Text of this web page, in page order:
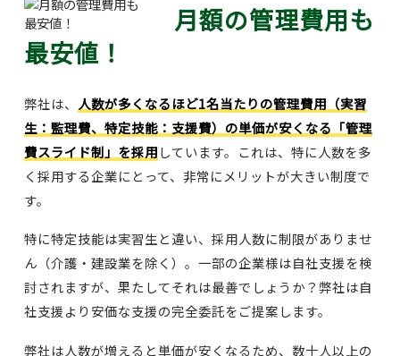
月額の管理費用も
最安値！
弊社は、 人数が多くなるほど1名当たりの管理費用（実習
生：監理費、特定技能：支援費）の単価が安くなる「管理
費スライド制」を採用しています。これは、特に人数を多
く採用する企業にとって、非常にメリットが大きい制度で
す。
特に特定技能は実習生と違い、採用人数に制限がありませ
ん（介護・建設業を除く）。一部の企業様は自社支援を検
討されますが、果たしてそれは最善でしょうか？弊社は自
社支援より安価な支援の完全委託をご提案します。
弊社は人数が増えると単価が安くなるため、数十人以上の